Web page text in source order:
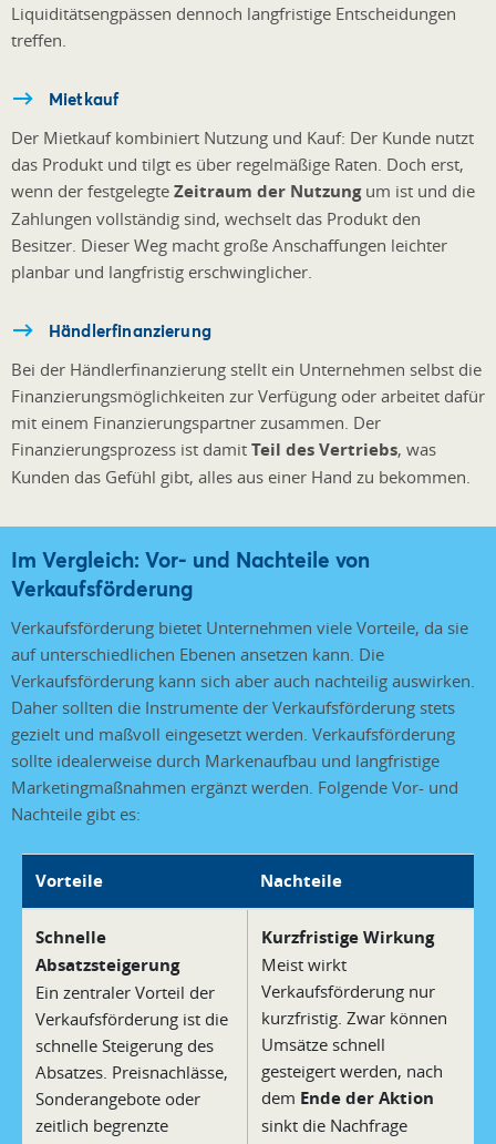
Liquiditätsengpässen dennoch langfristige Entscheidungen
treffen.
Mietkauf
Der Mietkauf kombiniert Nutzung und Kauf: Der Kunde nutzt
das Produkt und tilgt es über regelmäßige Raten. Doch erst,
wenn der festgelegte Zeitraum der Nutzungum ist und die
Zahlungen vollständig sind, wechselt das Produkt den
Besitzer. Dieser Weg macht große Anschaffungen leichter
planbar und langfristig erschwinglicher.
Händlerfinanzierung
Bei der Händlerfinanzierung stellt ein Unternehmen selbst die
Finanzierungsmöglichkeiten zur Verfügung oder arbeitet dafür
mit einem Finanzierungspartner zusammen. Der
Finanzierungsprozess ist damit Teil des Vertriebs, was
Kunden das Gefühl gibt, alles aus einer Hand zu bekommen.
Im Vergleich: Vor- und Nachteile von
Verkaufsförderung
Verkaufsförderung bietet Unternehmen viele Vorteile, da sie
auf unterschiedlichen Ebenen ansetzen kann. Die
Verkaufsförderung kann sich aber auch nachteilig auswirken.
Daher sollten die Instrumente der Verkaufsförderung stets
gezielt und maßvoll eingesetzt werden. Verkaufsförderung
sollte idealerweise durch Markenaufbau und langfristige
Marketingmaßnahmen ergänzt werden. Folgende Vor- und
Nachteile gibt es:
Vorteile Nachteile
Schnelle
Absatzsteigerung
Ein zentraler Vorteil der
Verkaufsförderung ist die
schnelle Steigerung des
Absatzes. Preisnachlässe,
Sonderangebote oder
zeitlich begrenzte
Kurzfristige Wirkung
Meist wirkt
Verkaufsförderung nur
kurzfristig. Zwar können
Umsätze schnell
gesteigert werden, nach
dem Ende der Aktion
sinkt die Nachfrage